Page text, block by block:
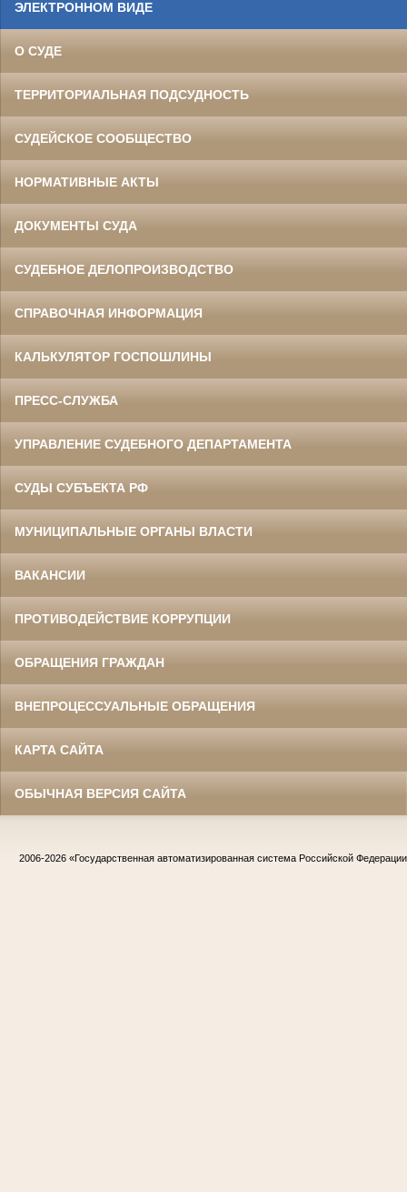
ЭЛЕКТРОННОМ ВИДЕ
О СУДЕ
ТЕРРИТОРИАЛЬНАЯ ПОДСУДНОСТЬ
СУДЕЙСКОЕ СООБЩЕСТВО
НОРМАТИВНЫЕ АКТЫ
ДОКУМЕНТЫ СУДА
СУДЕБНОЕ ДЕЛОПРОИЗВОДСТВО
СПРАВОЧНАЯ ИНФОРМАЦИЯ
КАЛЬКУЛЯТОР ГОСПОШЛИНЫ
ПРЕСС-СЛУЖБА
УПРАВЛЕНИЕ СУДЕБНОГО ДЕПАРТАМЕНТА
СУДЫ СУБЪЕКТА РФ
МУНИЦИПАЛЬНЫЕ ОРГАНЫ ВЛАСТИ
ВАКАНСИИ
ПРОТИВОДЕЙСТВИЕ КОРРУПЦИИ
ОБРАЩЕНИЯ ГРАЖДАН
ВНЕПРОЦЕССУАЛЬНЫЕ ОБРАЩЕНИЯ
КАРТА САЙТА
ОБЫЧНАЯ ВЕРСИЯ САЙТА
2006-2026 «Государственная автоматизированная система Российской